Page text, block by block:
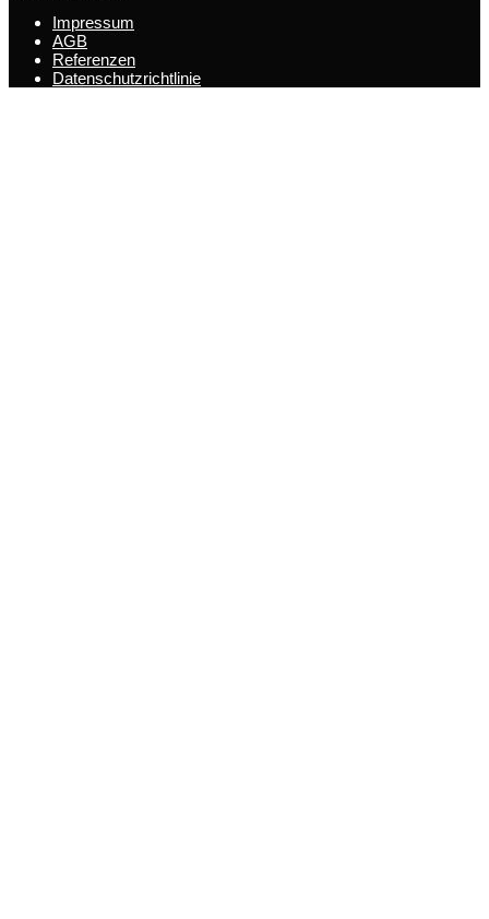
Impressum
AGB
Referenzen
Datenschutzrichtlinie